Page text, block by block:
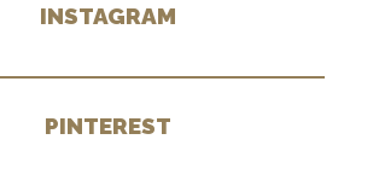
INSTAGRAM
PINTEREST